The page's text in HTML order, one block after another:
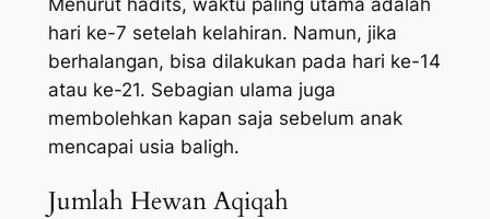
hari ke-7 setelah kelahiran. Namun, jika
berhalangan, bisa dilakukan pada hari ke-14
atau ke-21. Sebagian ulama juga
membolehkan kapan saja sebelum anak
mencapai usia baligh.
Jumlah Hewan Aqiqah